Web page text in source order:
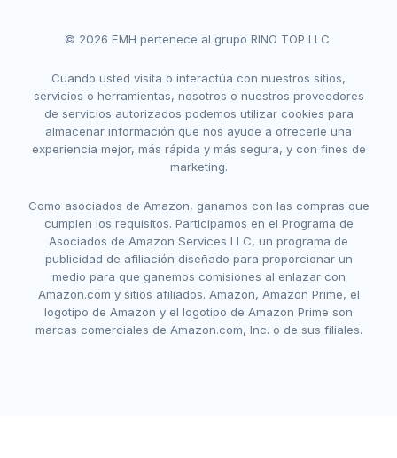
© 2026 EMH pertenece al grupo RINO TOP LLC.
Cuando usted visita o interactúa con nuestros sitios,
servicios o herramientas, nosotros o nuestros proveedores
de servicios autorizados podemos utilizar cookies para
almacenar información que nos ayude a ofrecerle una
experiencia mejor, más rápida y más segura, y con fines de
marketing.
Como asociados de Amazon, ganamos con las compras que
cumplen los requisitos. Participamos en el Programa de
Asociados de Amazon Services LLC, un programa de
publicidad de afiliación diseñado para proporcionar un
medio para que ganemos comisiones al enlazar con
Amazon.com y sitios afiliados. Amazon, Amazon Prime, el
logotipo de Amazon y el logotipo de Amazon Prime son
marcas comerciales de Amazon.com, Inc. o de sus filiales.